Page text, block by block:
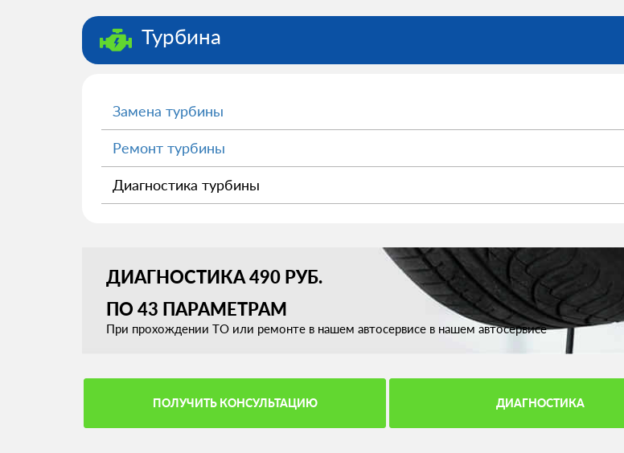
Турбина
Замена турбины
Ремонт турбины
Диагностика турбины
ДИАГНОСТИКА 490 РУБ.
ПО 43 ПАРАМЕТРАМ
При прохождении ТО или ремонте в нашем автосервисе в нашем автосервисе
ПОЛУЧИТЬ КОНСУЛЬТАЦИЮ ДИАГНОСТИКА